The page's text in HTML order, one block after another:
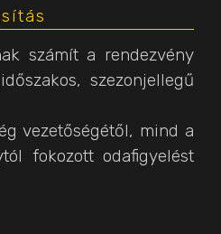
számít a rendezvény
szezonjellegű
vezetőségétől, mind a
fokozott odafigyelést